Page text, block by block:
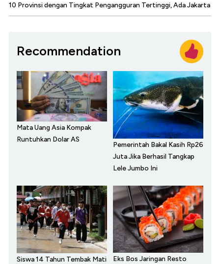
10 Provinsi dengan Tingkat Pengangguran Tertinggi, Ada Jakarta
Recommendation
Mata Uang Asia Kompak
Runtuhkan Dolar AS
Pemerintah Bakal Kasih Rp26
Juta Jika Berhasil Tangkap
Lele Jumbo Ini
Siswa 14 Tahun Tembak Mati
Eks Bos Jaringan Resto